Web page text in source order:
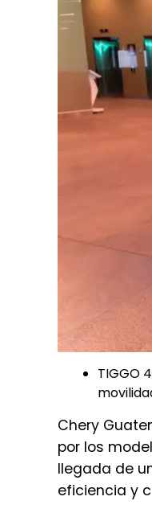
TIGGO
Chery
por los
llegada de
eficiencia y